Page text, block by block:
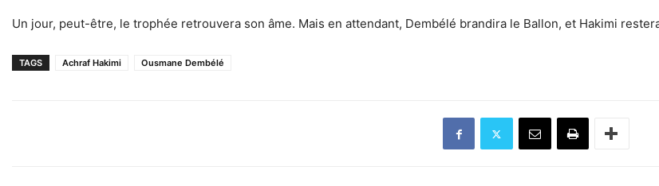
Un jour, peut-être, le trophée retrouvera son âme. Mais en attendant, Dembélé brandira le Ballon, et Hakimi
TAGS Achraf Hakimi Ousmane Dembélé